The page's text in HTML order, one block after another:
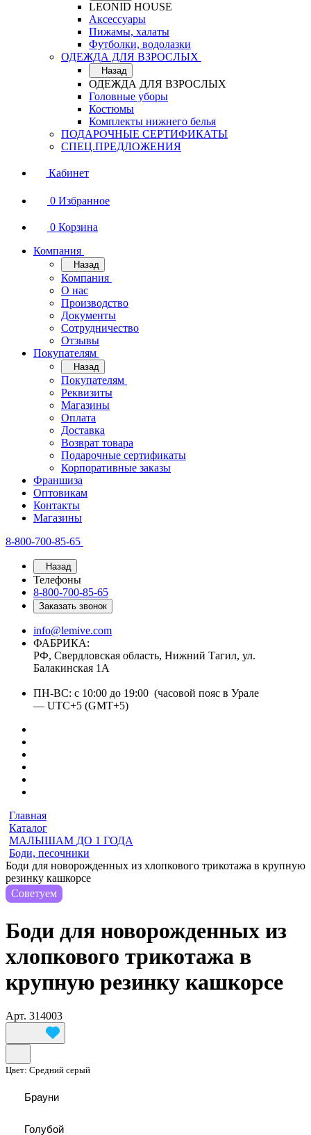
LEONID HOUSE
Аксессуары
Пижамы, халаты
Футболки, водолазки
ОДЕЖДА ДЛЯ ВЗРОСЛЫХ
Назад
ОДЕЖДА ДЛЯ ВЗРОСЛЫХ
Головные уборы
Костюмы
Комплекты нижнего белья
ПОДАРОЧНЫЕ СЕРТИФИКАТЫ
СПЕЦ.ПРЕДЛОЖЕНИЯ
Кабинет
0 Избранное
0 Корзина
Компания
Назад
Компания
О нас
Производство
Документы
Сотрудничество
Отзывы
Покупателям
Назад
Покупателям
Реквизиты
Магазины
Оплата
Доставка
Возврат товара
Подарочные сертификаты
Корпоративные заказы
Франшиза
Оптовикам
Контакты
Магазины
8-800-700-85-65
Назад
Телефоны
8-800-700-85-65
Заказать звонок
info@lemive.com
ФАБРИКА:
РФ, Свердловская область, Нижний Тагил, ул.
Балакинская 1А
ПН-ВС: с 10:00 до 19:00 (часовой пояс в Урале
— UTC+5 (GMT+5)
Главная
Каталог
МАЛЫШАМ ДО 1 ГОДА
Боди, песочники
Боди для новорожденных из хлопкового трикотажа в крупную
резинку кашкорсе
Советуем
Боди для новорожденных из
хлопкового трикотажа в
крупную резинку кашкорсе
Арт. 314003
Цвет: Средний серый
Брауни
Голубой